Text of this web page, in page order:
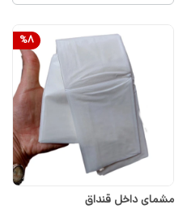
%8
مشمای داخل قنداق